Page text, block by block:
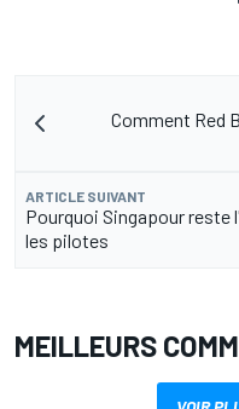
Comment Red
ARTICLE SUIVANT
Pourquoi Singapour reste
les pilotes
MEILLEURS